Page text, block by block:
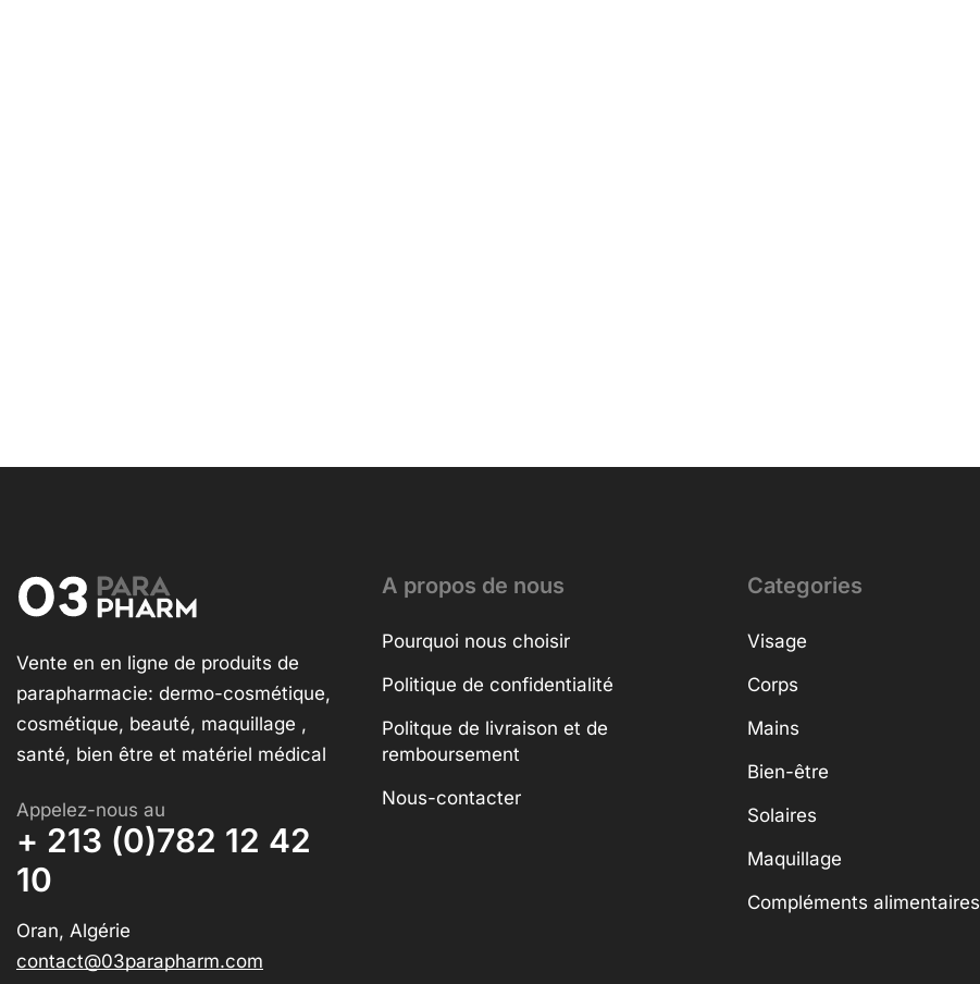
Vente en en ligne de produits de
parapharmacie: dermo-cosmétique,
cosmétique, beauté, maquillage ,
santé, bien être et matériel médical
Appelez-nous au
+ 213 (0)782 12 42
10
Oran, Algérie
contact@03parapharm.com
A propos de nous
Pourquoi nous choisir
Politique de confidentialité
Politque de livraison et de
remboursement
Nous-contacter
Categories
Visage
Corps
Mains
Bien-être
Solaires
Maquillage
Compléments alimentaires